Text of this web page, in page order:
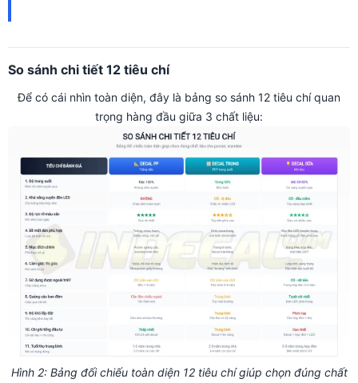
So sánh chi tiết 12 tiêu chí
Để có cái nhìn toàn diện, đây là bảng so sánh 12 tiêu chí quan
trọng hàng đầu giữa 3 chất liệu:
Hình 2: Bảng đối chiếu toàn diện 12 tiêu chí giúp chọn đúng chất